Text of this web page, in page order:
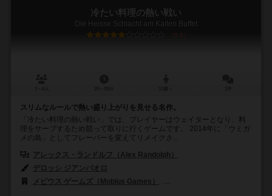
冷たい料理の熱い戦い
Die Heisse Schlacht am Kalten Buffet
5.9
スリムなルールで熱い盛り上がりを見せる名作。
「冷たい料理の熱い戦い」では、プレイヤーはウェイターとなり、料
理をサーブするため競って取りに行くゲームです。 2014年に「ウミガ
メの島」としてフレーバーを変えてリメイクさ...
アレックス・ランドルフ（Alex Randolph）
デロッシ ジアンパオロ
メビウス ゲームズ（Mobius Games）